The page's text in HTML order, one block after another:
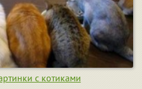
с котиками